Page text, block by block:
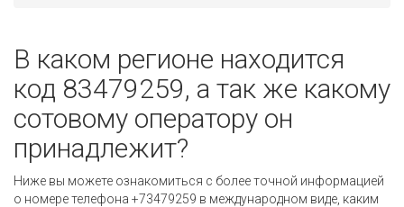
В каком регионе находится
код 83479259, а так же какому
сотовому оператору он
принадлежит?
Ниже вы можете ознакомиться с более точной информацией
о номере телефона +73479259 в международном виде, каким